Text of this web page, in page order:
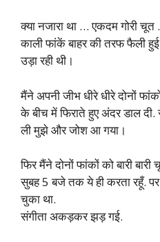
क्या नजारा था … एकदम गोरी
काली फांकें बाहर की तरफ फैली
उड़ा रही थी।
मैंने अपनी जीभ धीरे धीरे दोनों
के बीच में फिराते हुए अंदर डाल
ली मुझे और जोश आ गया।
फिर मैंने दोनों फांकों को बारी
सुबह 5 बजे तक ये ही करता रहूँ. पर
चुका था.
संगीता अकड़कर झड़ गई.